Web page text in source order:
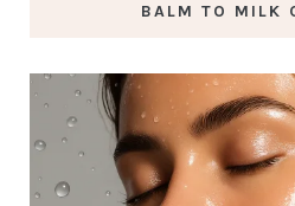
BALM TO MILK